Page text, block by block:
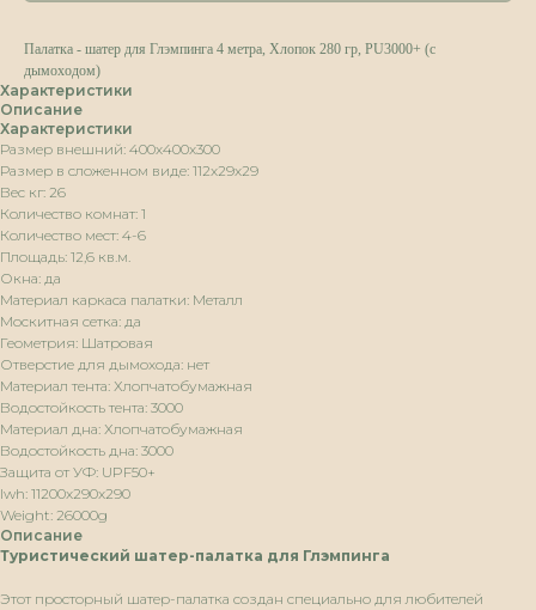
Палатка - шатер для Глэмпинга 4 метра, Хлопок 280 гр, PU3000+ (с
дымоходом)
Характеристики
Описание
Характеристики
Размер внешний: 400х400х300
Размер в сложенном виде: 112х29х29
Вес кг: 26
Количество комнат: 1
Количество мест: 4-6
Площадь: 12,6 кв.м.
Окна: да
Материал каркаса палатки: Металл
Москитная сетка: да
Геометрия: Шатровая
Отверстие для дымохода: нет
Материал тента: Хлопчатобумажная
Водостойкость тента: 3000
Материал дна: Хлопчатобумажная
Водостойкость дна: 3000
Защита от УФ: UPF50+
lwh: 11200x290x290
Weight: 26000g
Описание
Туристический шатер-палатка для Глэмпинга
Этот просторный шатер-палатка создан специально для любителей